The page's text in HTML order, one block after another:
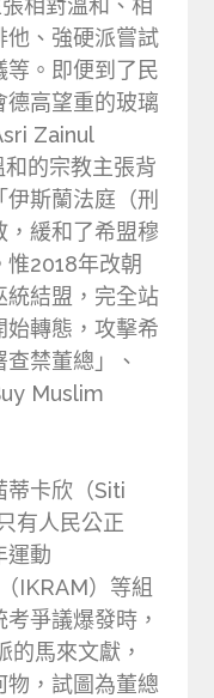
他、強硬派嘗試
等。即便到了民
德高望重的玻璃
Zainul
的宗教主張背
斯蘭法庭（刑
，緩和了希盟穆
2018年改朝
統結盟，完全站
始轉態，攻擊希
禁董總」、
Muslim
蒂卡欣（Siti
有人民公正
運動
IKRAM）等組
爭議爆發時，
的馬來文獻，
物，試圖為董總